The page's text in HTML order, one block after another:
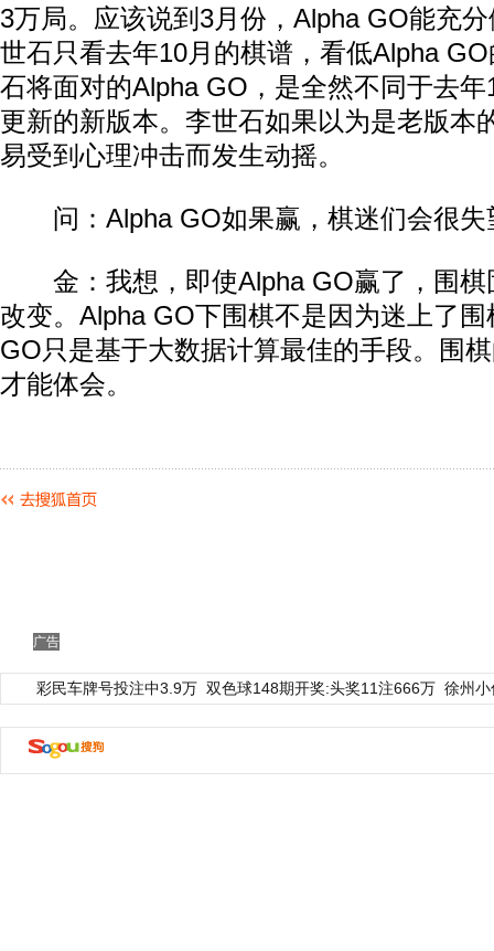
3万局。应该说到3月份，Alpha GO能充
世石只看去年10月的棋谱，看低Alpha
石将面对的Alpha GO，是全然不同于去
更新的新版本。李世石如果以为是老版本
易受到心理冲击而发生动摇。
问：Alpha GO如果赢，棋迷们会很失
金：我想，即使Alpha GO赢了，围棋
改变。Alpha GO下围棋不是因为迷上了
GO只是基于大数据计算最佳的手段。围
才能体会。
广告
彩民车牌号投注中3.9万 双色球148期开奖:头奖11注666万 徐州